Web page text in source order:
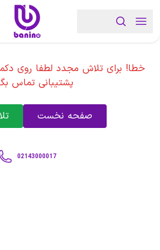
خطا! برای تلاش مجدد لطفا روی
پشتیبانی تماس
صفحه نخست
02143000017